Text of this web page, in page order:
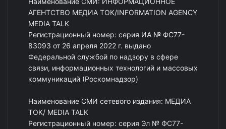
АГЕНТСТВО МЕДИА ТОК/INFORMATION AGENCY
MEDIA TALK
Регистрационный номер: серия ИА № ФС77-
83093 от 26 апреля 2022 г. выдано
Федеральной службой по надзору в сфере
связи, информационных технологий и массовых
коммуникаций (Роскомнадзор)
Наименование СМИ сетевого издания: МЕДИА
ТОК/ MEDIA TALK
Регистрационный номер: серия Эл № ФС77-